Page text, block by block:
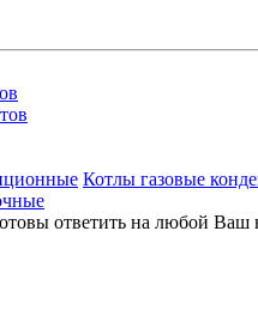
Котлы газовые
ответить на любой Ваш